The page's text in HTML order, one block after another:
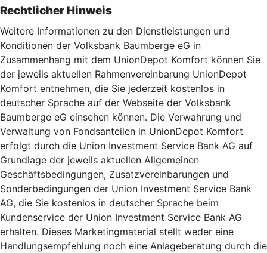
Rechtlicher Hinweis
Weitere Informationen zu den Dienstleistungen und
Konditionen der Volksbank Baumberge eG in
Zusammenhang mit dem UnionDepot Komfort können Sie
der jeweils aktuellen Rahmenvereinbarung UnionDepot
Komfort entnehmen, die Sie jederzeit kostenlos in
deutscher Sprache auf der Webseite der Volksbank
Baumberge eG einsehen können. Die Verwahrung und
Verwaltung von Fondsanteilen in UnionDepot Komfort
erfolgt durch die Union Investment Service Bank AG auf
Grundlage der jeweils aktuellen Allgemeinen
Geschäftsbedingungen, Zusatzvereinbarungen und
Sonderbedingungen der Union Investment Service Bank
AG, die Sie kostenlos in deutscher Sprache beim
Kundenservice der Union Investment Service Bank AG
erhalten. Dieses Marketingmaterial stellt weder eine
Handlungsempfehlung noch eine Anlageberatung durch die